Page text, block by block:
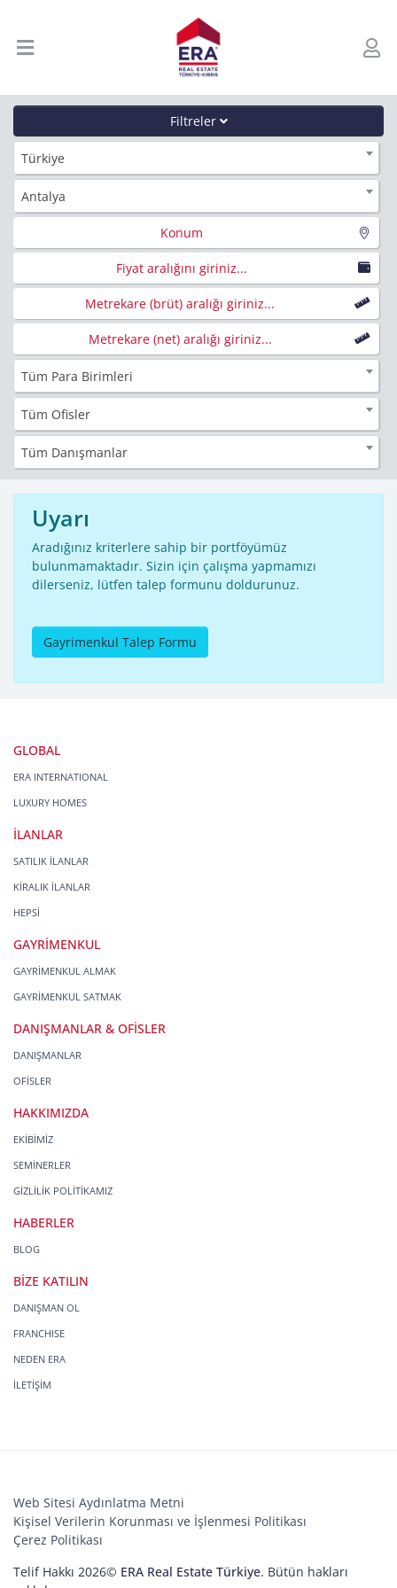
Filtreler
Türkiye
Antalya
Konum
Fiyat aralığını giriniz...
Metrekare (brüt) aralığı giriniz...
Metrekare (net) aralığı giriniz...
Tüm Para Birimleri
Tüm Ofisler
Tüm Danışmanlar
Uyarı
Aradığınız kriterlere sahip bir portföyümüz
bulunmamaktadır. Sizin için çalışma yapmamızı
dilerseniz, lütfen talep formunu doldurunuz.
Gayrimenkul Talep Formu
GLOBAL
ERA INTERNATIONAL
LUXURY HOMES
İLANLAR
SATILIK İLANLAR
KİRALIK İLANLAR
HEPSİ
GAYRİMENKUL
GAYRİMENKUL ALMAK
GAYRİMENKUL SATMAK
DANIŞMANLAR & OFİSLER
DANIŞMANLAR
OFİSLER
HAKKIMIZDA
EKİBİMİZ
SEMİNERLER
GİZLİLİK POLİTİKAMIZ
HABERLER
BLOG
BİZE KATILIN
DANIŞMAN OL
FRANCHISE
NEDEN ERA
İLETİŞİM
Web Sitesi Aydınlatma Metni
Kişisel Verilerin Korunması ve İşlenmesi Politikası
Çerez Politikası
Telif Hakkı 2026© ERA Real Estate Türkiye. Bütün hakları